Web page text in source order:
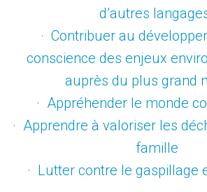
d’autres
· Contribuer au
conscience des enjeux
auprès du plus grand
· Appréhender le monde
· Apprendre à valoriser les
famille
· Lutter contre le gaspillage